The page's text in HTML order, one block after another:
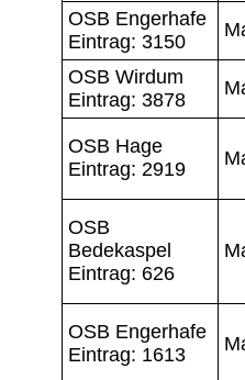
OSB Engerhafe
Eintrag: 3150
OSB Wirdum
Eintrag: 3878
OSB Hage
Eintrag: 2919
OSB
Bedekaspel
Eintrag: 626
OSB Engerhafe
Eintrag: 1613